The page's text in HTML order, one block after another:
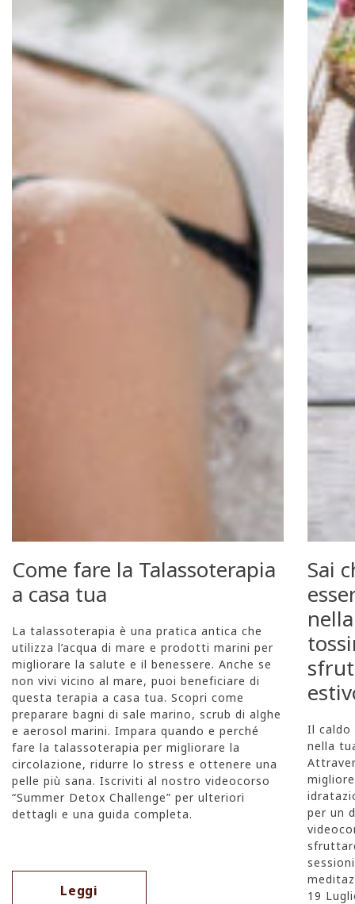
Come fare la Talassoterapia
a casa tua
La talassoterapia è una pratica antica che
utilizza l’acqua di mare e prodotti marini per
migliorare la salute e il benessere. Anche se
non vivi vicino al mare, puoi beneficiare di
questa terapia a casa tua. Scopri come
preparare bagni di sale marino, scrub di alghe
e aerosol marini. Impara quando e perché
fare la talassoterapia per migliorare la
circolazione, ridurre lo stress e ottenere una
pelle più sana. Iscriviti al nostro videocorso
“Summer Detox Challenge” per ulteriori
dettagli e una guida completa.
Leggi
Sai
Il caldo
nella
per un
19